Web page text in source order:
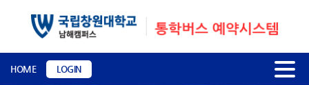
HOME LOGIN